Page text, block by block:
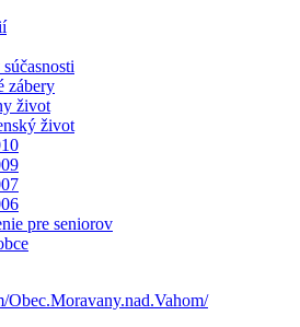
zábery
život
život
pre seniorov